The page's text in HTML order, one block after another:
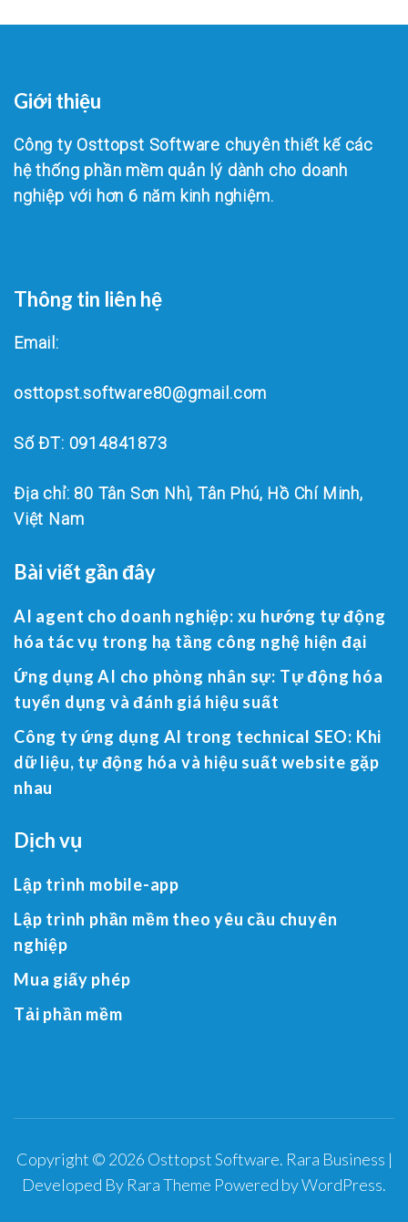
Giới thiệu
Công ty Osttopst Software chuyên thiết kế các
hệ thống phần mềm quản lý dành cho doanh
nghiệp với hơn 6 năm kinh nghiệm.
Thông tin liên hệ
Email:
osttopst.software80@gmail.com
Số ĐT: 0914841873
Địa chỉ: 80 Tân Sơn Nhì, Tân Phú, Hồ Chí Minh,
Việt Nam
Bài viết gần đây
AI agent cho doanh nghiệp: xu hướng tự động
hóa tác vụ trong hạ tầng công nghệ hiện đại
Ứng dụng AI cho phòng nhân sự: Tự động hóa
tuyển dụng và đánh giá hiệu suất
Công ty ứng dụng AI trong technical SEO: Khi
dữ liệu, tự động hóa và hiệu suất website gặp
nhau
Dịch vụ
Lập trình mobile-app
Lập trình phần mềm theo yêu cầu chuyên
nghiệp
Mua giấy phép
Tải phần mềm
Copyright © 2026 Osttopst Software. Rara Business |
Developed By Rara Theme Powered byWordPress.